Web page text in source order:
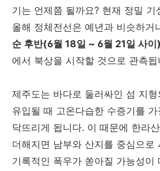
기는 언제쯤 될까요? 현재 정밀 기
올해 정체전선은 예년과 비슷하거
순 후반(6월 18일 ~ 6월 21일 사이)
에서 북상을 시작할 것으로 관측됩
제주도는 바다로 둘러싸인 섬 지
유입될 때 고온다습한 수증기를
닥뜨리게 됩니다. 이 때문에 한라
더해지면 남부와 산지를 중심으로
기록적인 폭우가 쏟아질 가능성이